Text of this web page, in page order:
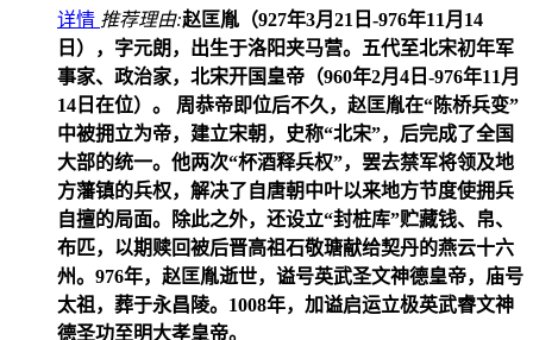
详情 推荐理由:赵匡胤（927年3月21日-976年11月14
日），字元朗，出生于洛阳夹马营。五代至北宋初年军
事家、政治家，北宋开国皇帝（960年2月4日-976年11月
14日在位）。 周恭帝即位后不久，赵匡胤在“陈桥兵变”
中被拥立为帝，建立宋朝，史称“北宋”，后完成了全国
大部的统一。他两次“杯酒释兵权”，罢去禁军将领及地
方藩镇的兵权，解决了自唐朝中叶以来地方节度使拥兵
自擅的局面。除此之外，还设立“封桩库”贮藏钱、帛、
布匹，以期赎回被后晋高祖石敬瑭献给契丹的燕云十六
州。976年，赵匡胤逝世，谥号英武圣文神德皇帝，庙号
太祖，葬于永昌陵。1008年，加谥启运立极英武睿文神
德圣功至明大孝皇帝。